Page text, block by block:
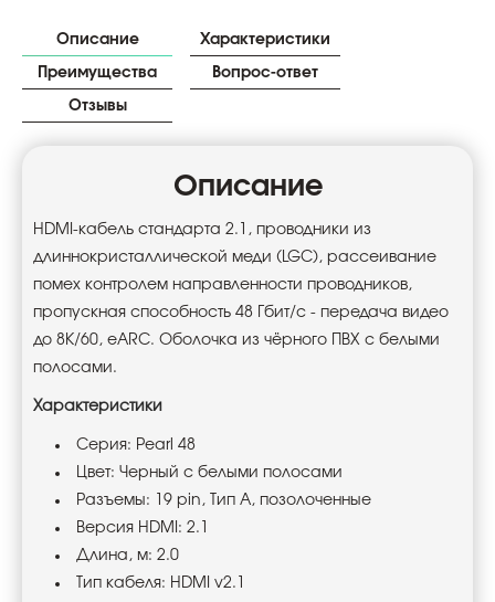
Описание Характеристики
Преимущества Вопрос-ответ
Отзывы
Описание
HDMI-кабель стандарта 2.1, проводники из
длиннокристаллической меди (LGC), рассеивание
помех контролем направленности проводников,
пропускная способность 48 Гбит/с - передача видео
до 8К/60, eARC. Оболочка из чёрного ПВХ с белыми
полосами.
Характеристики
Серия: Pearl 48
Цвет: Черный с белыми полосами
Разъемы: 19 pin, Тип А, позолоченные
Версия HDMI: 2.1
Длина, м: 2.0
Тип кабеля: HDMI v2.1